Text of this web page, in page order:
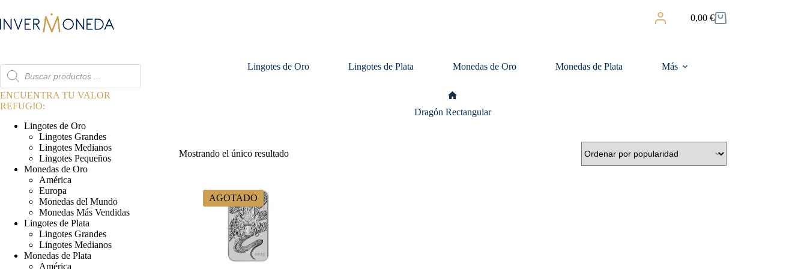
contenido
Carro
0,00 €
Búsqueda
de
productos
Lingotes de Oro Lingotes de Plata Monedas de Oro Monedas de Plata Más
Dragón Rectangular
Mostrando el único resultado
AGOTADO
ENCUENTRA TU VALOR
REFUGIO:
Lingotes de Oro
Lingotes Grandes
Lingotes Medianos
Lingotes Pequeños
Monedas de Oro
América
Europa
Monedas del Mundo
Monedas Más Vendidas
Lingotes de Plata
Lingotes Grandes
Lingotes Medianos
Monedas de Plata
América